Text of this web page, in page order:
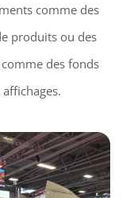
comme des
produits ou des
des fonds